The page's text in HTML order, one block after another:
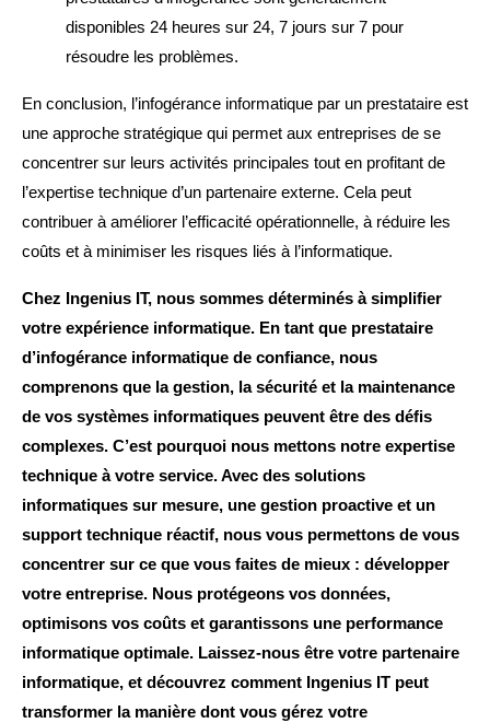
disponibles 24 heures sur 24, 7 jours sur 7 pour
résoudre les problèmes.
En conclusion, l’infogérance informatique par un prestataire est
une approche stratégique qui permet aux entreprises de se
concentrer sur leurs activités principales tout en profitant de
l’expertise technique d’un partenaire externe. Cela peut
contribuer à améliorer l’efficacité opérationnelle, à réduire les
coûts et à minimiser les risques liés à l’informatique.
Chez Ingenius IT, nous sommes déterminés à simplifier
votre expérience informatique. En tant que prestataire
d’infogérance informatique de confiance, nous
comprenons que la gestion, la sécurité et la maintenance
de vos systèmes informatiques peuvent être des défis
complexes. C’est pourquoi nous mettons notre expertise
technique à votre service. Avec des solutions
informatiques sur mesure, une gestion proactive et un
support technique réactif, nous vous permettons de vous
concentrer sur ce que vous faites de mieux : développer
votre entreprise. Nous protégeons vos données,
optimisons vos coûts et garantissons une performance
informatique optimale. Laissez-nous être votre partenaire
informatique, et découvrez comment Ingenius IT peut
transformer la manière dont vous gérez votre